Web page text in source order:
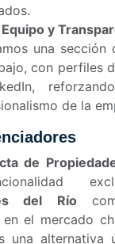
y
una sección
con perfiles
de la
de
del Río
en el mercado
una alternativa